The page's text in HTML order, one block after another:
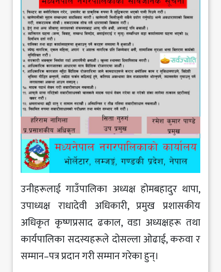
उनीहरूलाई गाउँपालिका अध्यक्ष होमबहादुर थापा,
उपाध्यक्ष राधादेवी अधिकारी, प्रमुख प्रशासकीय
अधिकृत कृष्णप्रसाद ढकाल, वडा अध्यक्षहरू तथा
कार्यपालिका सदस्यहरूले दोसल्ला ओढाई, करुवा र
सम्मान–पत्र प्रदान गरी सम्मान गरेका हुन्।